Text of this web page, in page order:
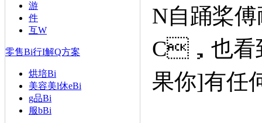
游
件
互W
零售Bi行I解Q方案
烘培Bi
美容美l休eBi
g品Bi
服bBi
N自踊桨傅
C，也看
果你]有任何